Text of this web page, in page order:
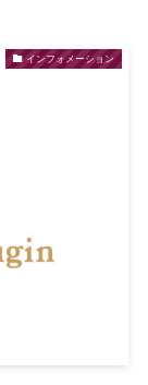
インフォメーション